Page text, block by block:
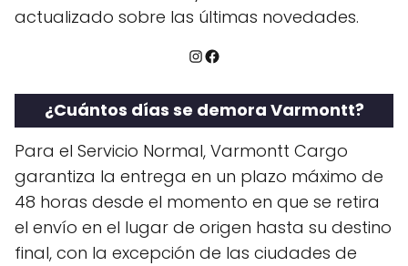
actualizado sobre las últimas novedades.
Instagram
Facebook
¿Cuántos días se demora Varmontt?
Para el Servicio Normal, Varmontt Cargo
garantiza la entrega en un plazo máximo de
48 horas desde el momento en que se retira
el envío en el lugar de origen hasta su destino
final, con la excepción de las ciudades de